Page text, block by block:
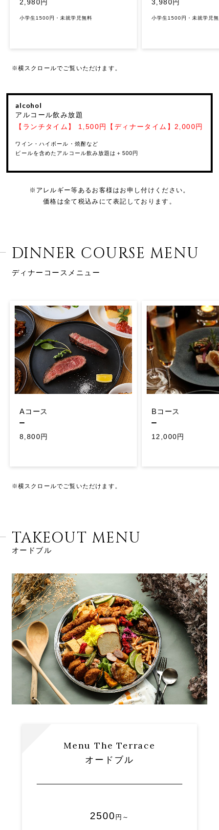
2,980円
小学生1500円・未就学児無料
3,980円
小学生1500円・未就学児
※横スクロールでご覧いただけます。
alcohol
アルコール飲み放題
【ランチタイム】 1,500円【ディナータイム】2,000円
ワイン・ハイボール・焼酎など
ビールを含めたアルコール飲み放題は＋500円
※アレルギー等あるお客様はお申し付けください。
価格は全て税込みにて表記しております。
DINNER COURSE MENU
ディナーコースメニュー
Aコース
8,800円
Bコース
12,000円
※横スクロールでご覧いただけます。
TAKEOUT MENU
オードブル
Menu The Terrace
オードブル
2500 円～